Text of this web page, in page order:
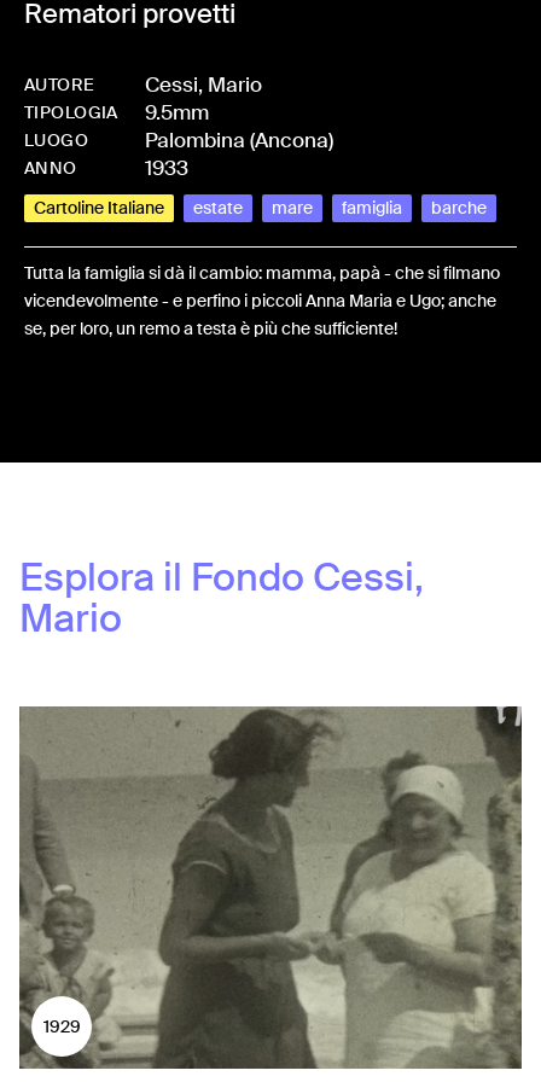
Rematori provetti
AUTORE Cessi, Mario
TIPOLOGIA 9.5mm
LUOGO Palombina (Ancona)
ANNO 1933
Cartoline Italiane estate mare famiglia barche
Tutta la famiglia si dà il cambio: mamma, papà - che si filmano
vicendevolmente - e perfino i piccoli Anna Maria e Ugo; anche
se, per loro, un remo a testa è più che sufficiente!
Esplora il Fondo Cessi,
Mario
1929